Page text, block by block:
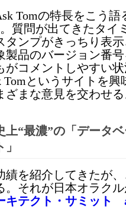
Tomの特長をこう語
質問が出てきたタイ
タンプがきっちり表
製品のバージョン番
がコメントしやすい
Tomというサイトを
ざまな意見を交わせ
上“最濃”の「データ
を紹介してきたが
。それが日本オラク
キテクト・サミット